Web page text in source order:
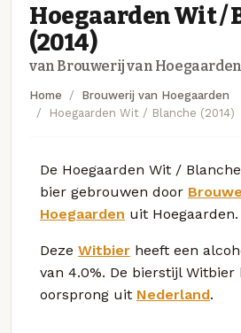
Hoegaarden Wit /
(2014)
van Brouwerij van Hoegaarden
Home
Brouwerij van Hoegaarden
Hoegaarden Wit / Blanche (2014)
De Hoegaarden Wit /
bier gebrouwen door
Hoegaarden uit Hoegaarden.
Deze Witbier heeft een
van 4.0%. De bierstijl Witbier
oorsprong uit Nederland.